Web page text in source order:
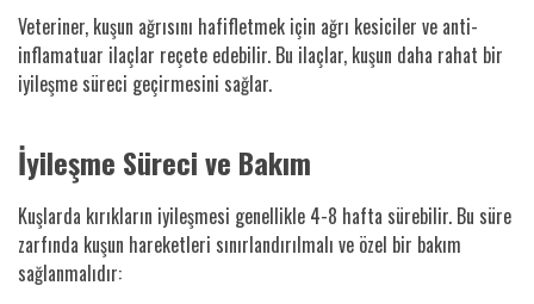
Veteriner, kuşun ağrısını hafifletmek için ağrı kesiciler ve anti-
inflamatuar ilaçlar reçete edebilir. Bu ilaçlar, kuşun daha rahat bir
iyileşme süreci geçirmesini sağlar.
İyileşme Süreci ve Bakım
Kuşlarda kırıkların iyileşmesi genellikle 4-8 hafta sürebilir. Bu süre
zarfında kuşun hareketleri sınırlandırılmalı ve özel bir bakım
sağlanmalıdır: